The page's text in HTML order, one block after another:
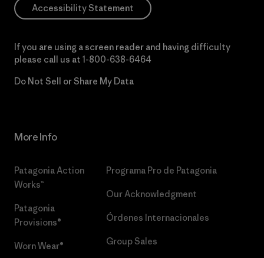
Accessibility Statement
If you are using a screen reader and having difficulty
please call us at 1-800-638-6464
Do Not Sell or Share My Data
More Info
Patagonia Action
Works™
Patagonia
Provisions®
Worn Wear®
Programa Pro de Patagonia
Our Acknowledgment
Órdenes Internacionales
Group Sales